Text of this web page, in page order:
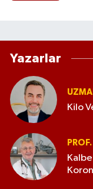
Yazarlar
Kilo